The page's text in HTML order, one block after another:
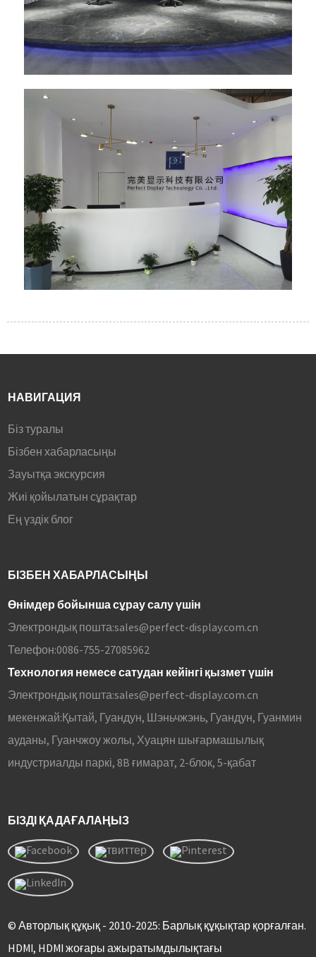
НАВИГАЦИЯ
Біз туралы
Бізбен хабарласыңы
Зауытқа экскурсия
Жиі қойылатын сұрақтар
Ең үздік блог
БІЗБЕН ХАБАРЛАСЫҢЫ
Өнімдер бойынша сұрау салу үшін
Электрондық пошта:sales@perfect-display.com.cn
Телефон:0086-755-27085962
Технология немесе сатудан кейінгі қызмет үшін
Электрондық пошта:sales@perfect-display.com.cn
мекенжай:Қытай, Гуандун, Шэньчжэнь, Гуандун, Гуанмин
ауданы, Гуанчжоу жолы, Хуацян шығармашылық
индустриалды паркі, 8B ғимарат, 2-блок, 5-қабат
БІЗДІ ҚАДАҒАЛАҢЫЗ
© Авторлық құқық - 2010-2025: Барлық құқықтар қорғалған.
HDMI, HDMI жоғары ажыратымдылықтағы